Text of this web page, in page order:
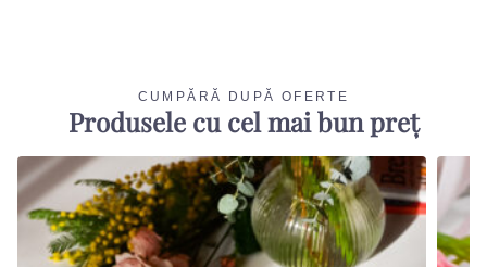
CUMPĂRĂ DUPĂ OFERTE
Produsele cu cel mai bun preț